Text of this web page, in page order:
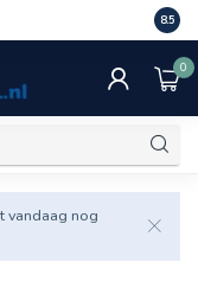
Veel
8.5
0
vandaag nog